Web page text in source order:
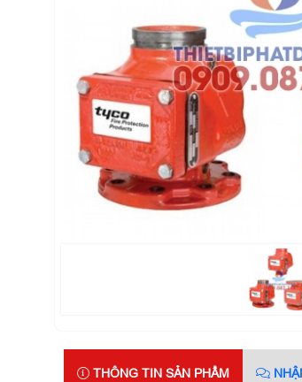
THÔNG TIN SẢN PHẨM